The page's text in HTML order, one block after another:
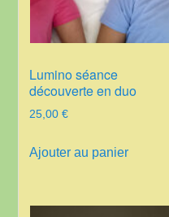
Lumino séance
découverte en duo
25,00 €
Ajouter au panier